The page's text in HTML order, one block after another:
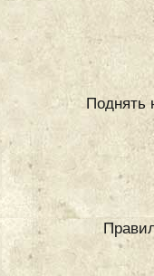
Поднять